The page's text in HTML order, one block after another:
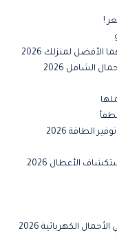
!
لمنزلك 2026
الشامل 2026
الطاقة 2026
الأعطال 2026
الكهربائية 2026